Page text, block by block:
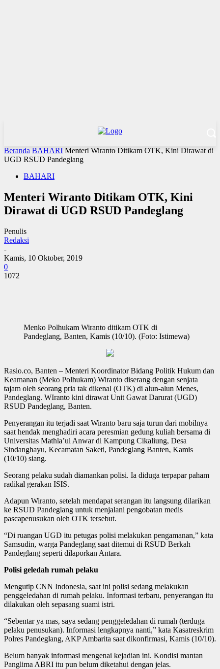
Beranda BAHARI Menteri Wiranto Ditikam OTK, Kini Dirawat di
UGD RSUD Pandeglang
BAHARI
Menteri Wiranto Ditikam OTK, Kini
Dirawat di UGD RSUD Pandeglang
Penulis
Redaksi
-
Kamis, 10 Oktober, 2019
0
1072
Menko Polhukam Wiranto ditikam OTK di
Pandeglang, Banten, Kamis (10/10). (Foto: Istimewa)
Rasio.co, Banten – Menteri Koordinator Bidang Politik Hukum dan
Keamanan (Meko Polhukam) Wiranto diserang dengan senjata
tajam oleh seorang pria tak dikenal (OTK) di alun-alun Menes,
Pandeglang. WIranto kini dirawat Unit Gawat Darurat (UGD)
RSUD Pandeglang, Banten.
Penyerangan itu terjadi saat Wiranto baru saja turun dari mobilnya
saat hendak menghadiri acara peresmian gedung kuliah bersama di
Universitas Mathla’ul Anwar di Kampung Cikaliung, Desa
Sindanghayu, Kecamatan Saketi, Pandeglang Banten, Kamis
(10/10) siang.
Seorang pelaku sudah diamankan polisi. Ia diduga terpapar paham
radikal gerakan ISIS.
Adapun Wiranto, setelah mendapat serangan itu langsung dilarikan
ke RSUD Pandeglang untuk menjalani pengobatan medis
pascapenusukan oleh OTK tersebut.
“Di ruangan UGD itu petugas polisi melakukan pengamanan,” kata
Samsudin, warga Pandeglang saat ditemui di RSUD Berkah
Pandeglang seperti dilaporkan Antara.
Polisi geledah rumah pelaku
Mengutip CNN Indonesia, saat ini polisi sedang melakukan
penggeledahan di rumah pelaku. Informasi terbaru, penyerangan itu
dilakukan oleh sepasang suami istri.
“Sebentar ya mas, saya sedang penggeledahan di rumah (terduga
pelaku penusukan). Informasi lengkapnya nanti,” kata Kasatreskrim
Polres Pandeglang, AKP Ambarita saat dikonfirmasi, Kamis (10/10).
Belum banyak informasi mengenai kejadian ini. Kondisi mantan
Panglima ABRI itu pun belum diketahui dengan jelas.